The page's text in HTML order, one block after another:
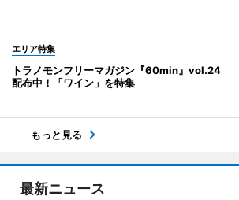
エリア特集
トラノモンフリーマガジン『60min』vol.24
配布中！「ワイン」を特集
もっと見る
最新ニュース